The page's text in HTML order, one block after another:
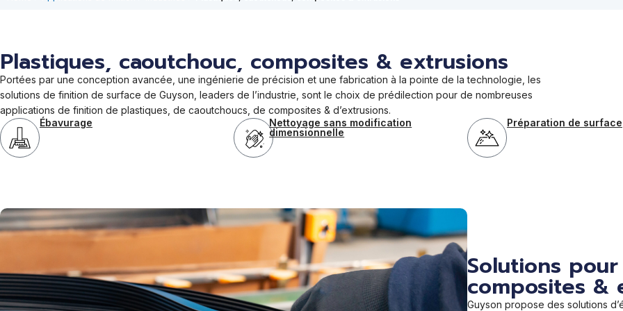
(FORMULA)
Formula 1200 - Machine de sablage de table
Formula 1400 - Machine de sablage
Formula 1600 - Machine de sablage
MACHINES DE SABLAGE INDUSTRIELLES
Euroblast 2 - Machine de sablage au sable
Plastiques, caoutchouc, composites & extrusions
Portées par une conception avancée, une ingénierie de précision et une fabrication à la pointe de la technologie, les
solutions de finition de surface de Guyson, leaders de l’industrie, sont le choix de prédilection pour de nombreuses
applications de finition de plastiques, de caoutchoucs, de composites & d’extrusions.
Ébavurage
Nettoyage sans modification
dimensionnelle
Préparation de surface
Solutions
composites &
Guyson propose des solutions